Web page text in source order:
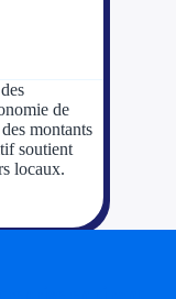
de
montants
soutient
locaux.